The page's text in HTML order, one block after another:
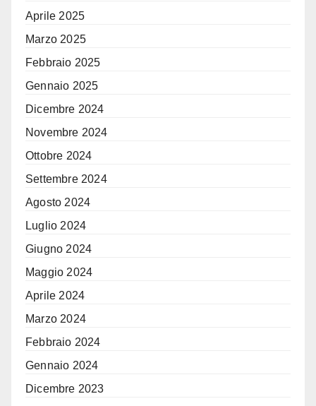
Aprile 2025
Marzo 2025
Febbraio 2025
Gennaio 2025
Dicembre 2024
Novembre 2024
Ottobre 2024
Settembre 2024
Agosto 2024
Luglio 2024
Giugno 2024
Maggio 2024
Aprile 2024
Marzo 2024
Febbraio 2024
Gennaio 2024
Dicembre 2023